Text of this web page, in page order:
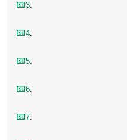
3.
4.
5.
6.
7.